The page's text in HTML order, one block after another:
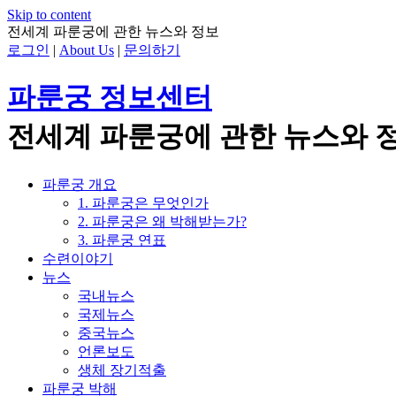
Skip to content
전세계 파룬궁에 관한 뉴스와 정보
로그인 | About Us | 문의하기
파룬궁 정보센터
전세계 파룬궁에 관한 뉴스와
파룬궁 개요
1. 파룬궁은 무엇인가
2. 파룬궁은 왜 박해받는가?
3. 파룬궁 연표
수련이야기
뉴스
국내뉴스
국제뉴스
중국뉴스
언론보도
생체 장기적출
파룬궁 박해